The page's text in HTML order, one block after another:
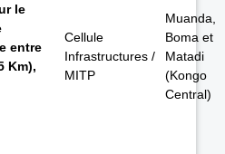
le
entre
Km),
Cellule
Infrastructures /
MITP
Muanda,
Boma et
Matadi
(Kongo
Central)